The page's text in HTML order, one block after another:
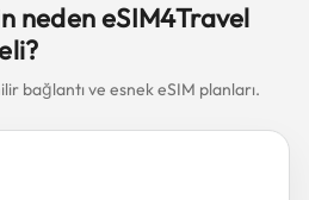
neden eSIM4Travel
bağlantı ve esnek eSIM planları.